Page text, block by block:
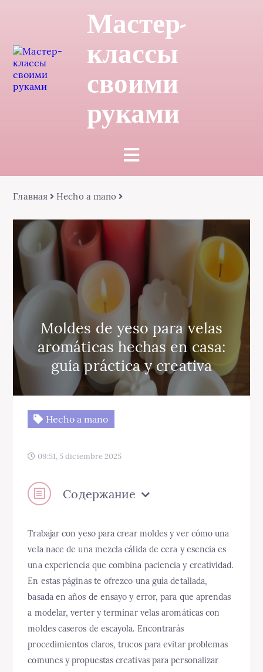
Мастер-
классы
своими
руками
Главная Hecho a mano
Moldes de yeso para velas
aromáticas hechas en casa:
guía práctica y creativa
Hecho a mano
09:51, 5 diciembre 2025
Содержание
Trabajar con yeso para crear moldes y ver cómo una
vela nace de una mezcla cálida de cera y esencia es
una experiencia que combina paciencia y creatividad.
En estas páginas te ofrezco una guía detallada,
basada en años de ensayo y error, para que aprendas
a modelar, verter y terminar velas aromáticas con
moldes caseros de escayola. Encontrarás
procedimientos claros, trucos para evitar problemas
comunes y propuestas creativas para personalizar